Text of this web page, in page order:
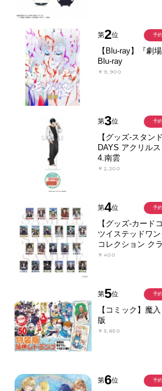
第2位
【Blu-ray】『劇
Blu-ray
￥9,900
予
第3位
【グッズ-スタン
DAYS アクリル
4.南雲
￥2,200
予
第4位
【グッズ-カード
ツイステッドワ
コレクション ク
￥400
予
第5位
【コミック】魔
版
￥3,850
予
第6位 予